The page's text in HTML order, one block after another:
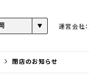
運営会社：
閉店のお知らせ